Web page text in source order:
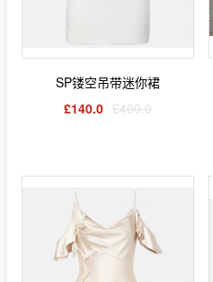
SP镂空吊带迷你裙
£140.0 £400.0